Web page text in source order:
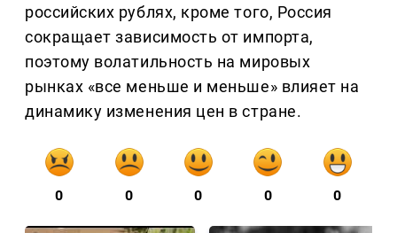
российских рублях, кроме того, Россия
сокращает зависимость от импорта,
поэтому волатильность на мировых
рынках «все меньше и меньше» влияет на
динамику изменения цен в стране.
0 0 0 0 0